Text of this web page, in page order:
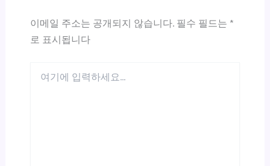
이메일 주소는 공개되지 않습니다. 필수 필드는 *
로 표시됩니다